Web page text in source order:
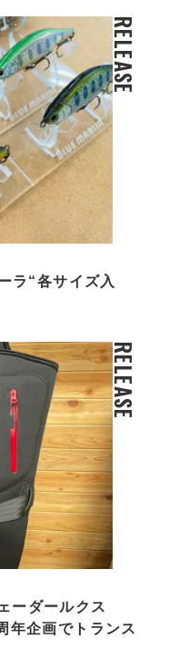
RELEASE
ラ“各サイズ入
RELEASE
ーダールクス
年企画でトランス